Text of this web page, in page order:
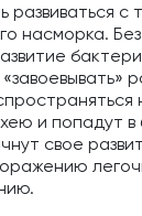
развиваться с
насморка.
и попадут в
свое